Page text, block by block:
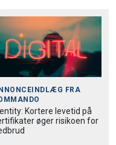
FRA
Kortere levetid på
øger risikoen for